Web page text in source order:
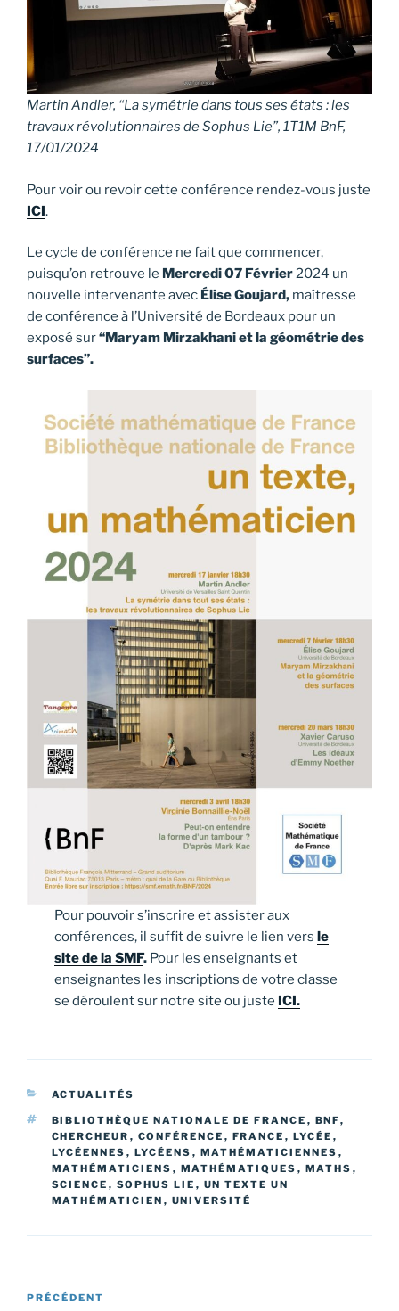
Martin Andler, “La symétrie dans tous ses états : les
travaux révolutionnaires de Sophus Lie”, 1T1M BnF,
17/01/2024
Pour voir ou revoir cette conférence rendez-vous juste
ICI.
Le cycle de conférence ne fait que commencer,
puisqu’on retrouve le Mercredi 07 Février2024 un
nouvelle intervenante avec Élise Goujard, maîtresse
de conférence à l’Université de Bordeaux pour un
exposé sur“Maryam Mirzakhani et la géométrie des
surfaces”.
Pour pouvoir s’inscrire et assister aux
conférences, il suffit de suivre le lien vers le
site de la SMF. Pour les enseignants et
enseignantes les inscriptions de votre classe
se déroulent sur notre site ou juste ICI.
CATÉGORIES
ACTUALITÉS
ÉTIQUETTES
BIBLIOTHÈQUE NATIONALE DE FRANCE , BNF,
CHERCHEUR , CONFÉRENCE , FRANCE , LYCÉE ,
LYCÉENNES , LYCÉENS , MATHÉMATICIENNES ,
MATHÉMATICIENS , MATHÉMATIQUES , MATHS ,
SCIENCE , SOPHUS LIE , UN TEXTE UN
MATHÉMATICIEN , UNIVERSITÉ
Navigation
Article
PRÉCÉDENT